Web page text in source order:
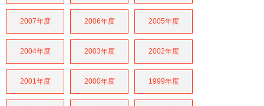
2007年度 2006年度 2005年度
2004年度 2003年度 2002年度
2001年度 2000年度 1999年度